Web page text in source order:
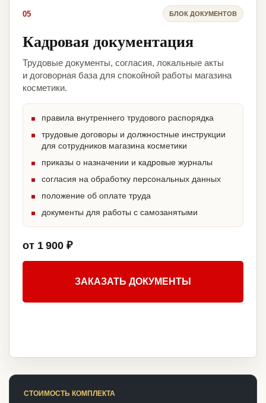
05 БЛОК ДОКУМЕНТОВ
Кадровая документация
Трудовые документы, согласия, локальные акты
и договорная база для спокойной работы магазина
косметики.
правила внутреннего трудового распорядка
трудовые договоры и должностные инструкции
для сотрудников магазина косметики
приказы о назначении и кадровые журналы
согласия на обработку персональных данных
положение об оплате труда
документы для работы с самозанятыми
от 1 900 ₽
ЗАКАЗАТЬ ДОКУМЕНТЫ
СТОИМОСТЬ КОМПЛЕКТА